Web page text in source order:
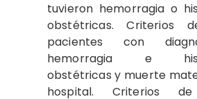
tuvieron hemorragia o
obstétricas. Criterios
pacientes con
hemorragia e
obstétricas y muerte
hospital. Criterios de